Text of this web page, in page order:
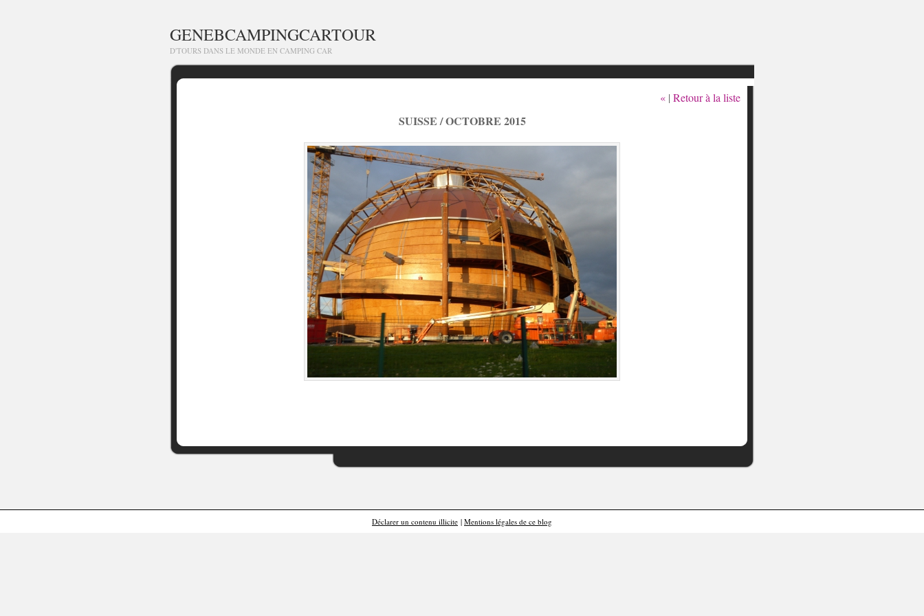
GENEBCAMPINGCARTOUR
D'TOURS DANS LE MONDE EN CAMPING CAR
« | Retour à la liste
SUISSE / OCTOBRE 2015
Déclarer un contenu illicite | Mentions légales de ce blog